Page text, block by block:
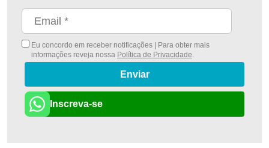
Eu concordo em receber notificações | Para obter mais
informações reveja nossa Política de Privacidade.
Enviar
Inscreva-se